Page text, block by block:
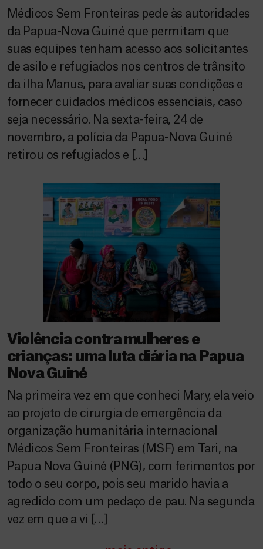
Médicos Sem Fronteiras pede às autoridades
da Papua-Nova Guiné que permitam que
suas equipes tenham acesso aos solicitantes
de asilo e refugiados nos centros de trânsito
da ilha Manus, para avaliar suas condições e
fornecer cuidados médicos essenciais, caso
seja necessário. Na sexta-feira, 24 de
novembro, a polícia da Papua-Nova Guiné
retirou os refugiados e […]
Violência contra mulheres e
crianças: uma luta diária na Papua
Nova Guiné
Na primeira vez em que conheci Mary, ela veio
ao projeto de cirurgia de emergência da
organização humanitária internacional
Médicos Sem Fronteiras (MSF) em Tari, na
Papua Nova Guiné (PNG), com ferimentos por
todo o seu corpo, pois seu marido havia a
agredido com um pedaço de pau. Na segunda
vez em que a vi […]